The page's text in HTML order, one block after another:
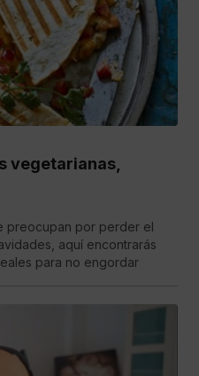
vegetarianas,
preocupan por perder el
aquí encontrarás
para no engordar